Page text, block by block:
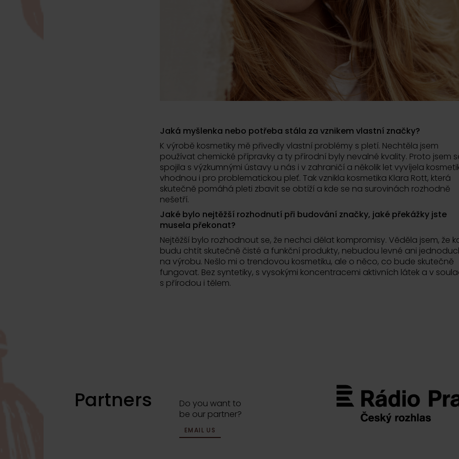
Jaká myšlenka nebo potřeba stála za vznikem vlastní značky?
K výrobě kosmetiky mě přivedly vlastní problémy s pletí. Nechtěla jsem
používat chemické přípravky a ty přírodní byly nevalné kvality. Proto jsem
spojila s výzkumnými ústavy u nás i v zahraničí a několik let vyvíjela
vhodnou i pro problematickou pleť. Tak vznikla kosmetika Klara Rott, která
skutečně pomáhá pleti zbavit se obtíží a kde se na surovinách rozhodně
nešetří.
Jaké bylo nejtěžší rozhodnutí při budování značky, jaké překážky jste
musela překonat?
Nejtěžší bylo rozhodnout se, že nechci dělat kompromisy. Věděla jsem, že
budu chtít skutečně čisté a funkční produkty, nebudou levné ani
na výrobu. Nešlo mi o trendovou kosmetiku, ale o něco, co bude skutečně
fungovat. Bez syntetiky, s vysokými koncentracemi aktivních látek a v
s přírodou i tělem.
Partners
Do you want to
be our partner?
EMAIL US